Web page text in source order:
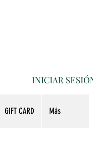
INICIAR
GIFT CARD Más